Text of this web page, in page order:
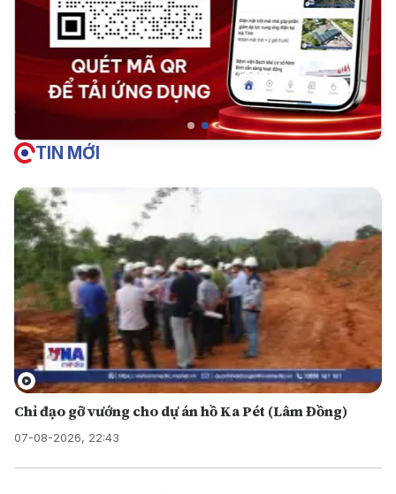
TIN MỚI
Chỉ đạo gỡ vướng cho dự án hồ Ka Pét (Lâm Đồng)
07-08-2026, 22:43